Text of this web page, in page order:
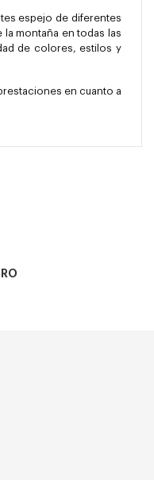
espejo de diferentes
la montaña en todas las
de colores, estilos y
en cuanto a